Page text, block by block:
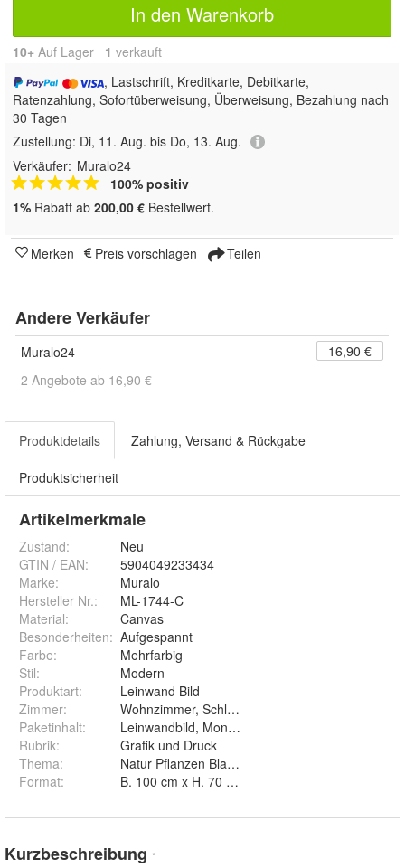
In den Warenkorb
10+ Auf Lager 1 verkauft
, Lastschrift, Kreditkarte, Debitkarte,
Ratenzahlung, Sofortüberweisung, Überweisung, Bezahlung nach
30 Tagen
Zustellung: Di, 11. Aug. bis Do, 13. Aug.
Verkäufer: Muralo24
100% positiv
1% Rabatt ab 200,00 € Bestellwert.
Merken Preis vorschlagen Teilen
Andere Verkäufer
Muralo24
16,90 €
2 Angebote ab 16,90 €
Produktdetails Zahlung, Versand & Rückgabe
Produktsicherheit
Artikelmerkmale
Zustand:
Neu
GTIN / EAN:
5904049233434
Marke:
Muralo
Hersteller Nr.:
ML-1744-C
Material:
Canvas
Besonderheiten: Aufgespannt
Farbe:
Mehrfarbig
Stil:
Modern
Produktart:
Leinwand Bild
Zimmer:
Wohnzimmer, Schlafzimmer, Arbeitszimmer
Paketinhalt:
Leinwandbild, Montageelement
Rubrik:
Grafik und Druck
Thema:
Natur Pflanzen Blaetter Monstera Exotisch
Format: B. 100 cm x H. 70 cm, B. 120 cm x H. 80 cm, B.
Kurzbeschreibung *